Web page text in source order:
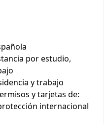
por estudio,
y trabajo
y tarjetas de:
internacional